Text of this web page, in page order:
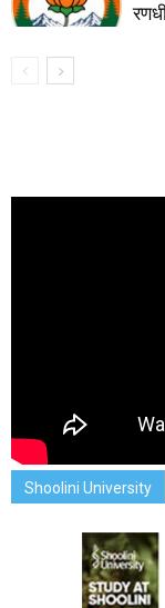
Shoolini University